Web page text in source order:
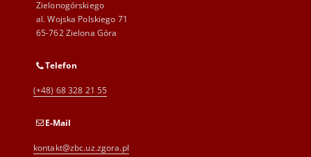
Zielonogórskiego
al. Wojska Polskiego 71
65-762 Zielona Góra
Telefon
(+48) 68 328 21 55
E-Mail
kontakt@zbc.uz.zgora.pl